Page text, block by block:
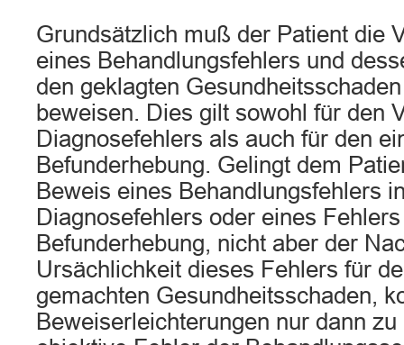
Grundsätzlich muß der Patient die
eines Behandlungsfehlers und
den geklagten
beweisen. Dies gilt sowohl für den
Diagnosefehlers als auch für den
Befunderhebung. Gelingt dem
Beweis eines Behandlungsfehlers
Diagnosefehlers oder eines
Befunderhebung, nicht aber der
Ursächlichkeit dieses Fehlers für
gemachten Gesundheitsschaden,
Beweiserleichterungen nur dann